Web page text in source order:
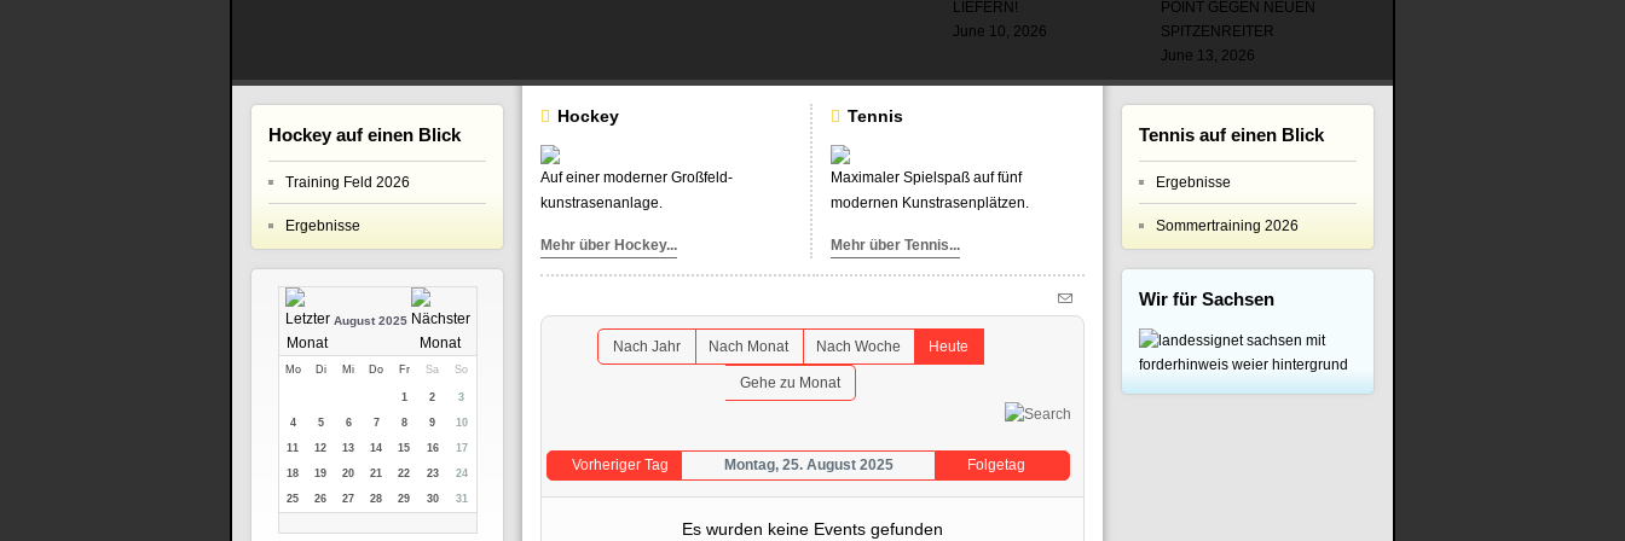
POINT GEGEN NEUEN
SPITZENREITER
June 13, 2026
LIEFERN!
June 10, 2026
Hockey
Auf einer moderner Großfeld-
kunstrasenanlage.
Mehr über Hockey...
Tennis
Maximaler Spielspaß auf fünf
modernen Kunstrasenplätzen.
Mehr über Tennis...
Nach Jahr Nach Monat Nach Woche Heute
Gehe zu Monat
Vorheriger Tag Montag, 25. August 2025 Folgetag
Es wurden keine Events gefunden
Hockey auf einen Blick
Training Feld 2026
Ergebnisse
August 2025
Mo Di Mi Do Fr Sa So
1 2 3
4 5 6 7 8 9 10
11 12 13 14 15 16 17
18 19 20 21 22 23 24
25 26 27 28 29 30 31
Tennis auf einen Blick
Ergebnisse
Sommertraining 2026
Wir für Sachsen